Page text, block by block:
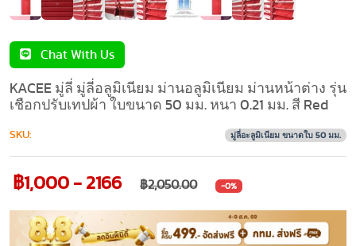
Chat With Us
KACEE มู่ลี่ มู่ลี่อลูมิเนียม ม่านอลูมิเนียม ม่านหน้าต่าง รุ่น
เชือกปรับเทปผ้า ใบขนาด 50 มม. หนา 0.21 มม. สี Red
SKU: มู่ลี่อะลูมิเนียม ขนาดใบ 50 มม.
฿1,000 - 2166 ฿2,050.00 -0%